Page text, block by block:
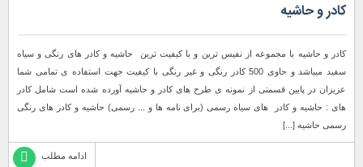
کادر و حاشیه
کادر و حاشیه با مجموعه از نفیس ترین و با کیفیت ترین حاشیه و کادر های رنگی و سیاه
سفید میباشد و حاوی 500 کادر رنگی و غیر رنگی با کیفیت جهت استفاده ی تمامی شما
عزیزان در پایین قسمتی از نمونه ی طرح های کادر و حاشیه آورده شده است شامل کادر
های : حاشیه و کادر های سیاه رسمی (برای نامه ها و ... رسمی) حاشیه و کادر های رنگی
رسمی حاشیه [...]
ادامه مطلب